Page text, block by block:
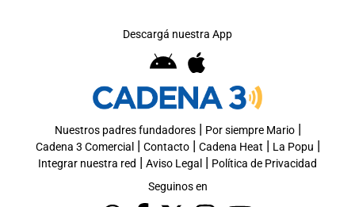
Descargá nuestra App
Nuestros padres fundadores| Por siempre Mario|
Cadena 3 Comercial | Contacto| Cadena Heat | La Popu |
Integrar nuestra red | Aviso Legal | Política de Privacidad
Seguinos en